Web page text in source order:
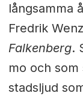
långsamma
Fredrik
Falkenberg.
mo och
stadsljud